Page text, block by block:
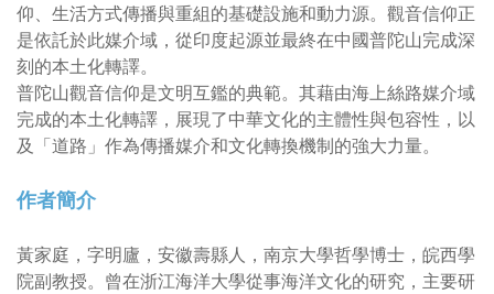
仰、生活方式傳播與重組的基礎設施和動力源。觀音信仰正
是依託於此媒介域，從印度起源並最終在中國普陀山完成深
刻的本土化轉譯。
普陀山觀音信仰是文明互鑑的典範。其藉由海上絲路媒介域
完成的本土化轉譯，展現了中華文化的主體性與包容性，以
及「道路」作為傳播媒介和文化轉換機制的強大力量。
作者簡介
黃家庭，字明廬，安徽壽縣人，南京大學哲學博士，皖西學
院副教授。曾在浙江海洋大學從事海洋文化的研究，主要研